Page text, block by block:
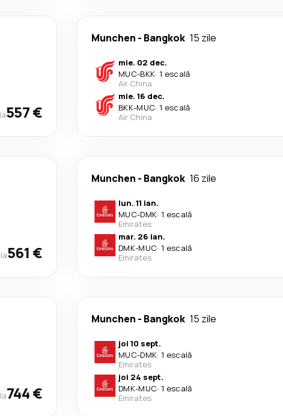
557 €
Munchen - Bangkok 15 zile
mie. 02 dec.
MUC-BKK· 1 escală
Air China
mie. 16 dec.
BKK-MUC· 1 escală
Air China
561 €
Munchen - Bangkok 16 zile
lun. 11 ian.
MUC-DMK· 1 escală
Emirates
mar. 26 ian.
DMK-MUC· 1 escală
Emirates
744 €
Munchen - Bangkok 15 zile
joi 10 sept.
MUC-DMK· 1 escală
Emirates
joi 24 sept.
DMK-MUC· 1 escală
Emirates